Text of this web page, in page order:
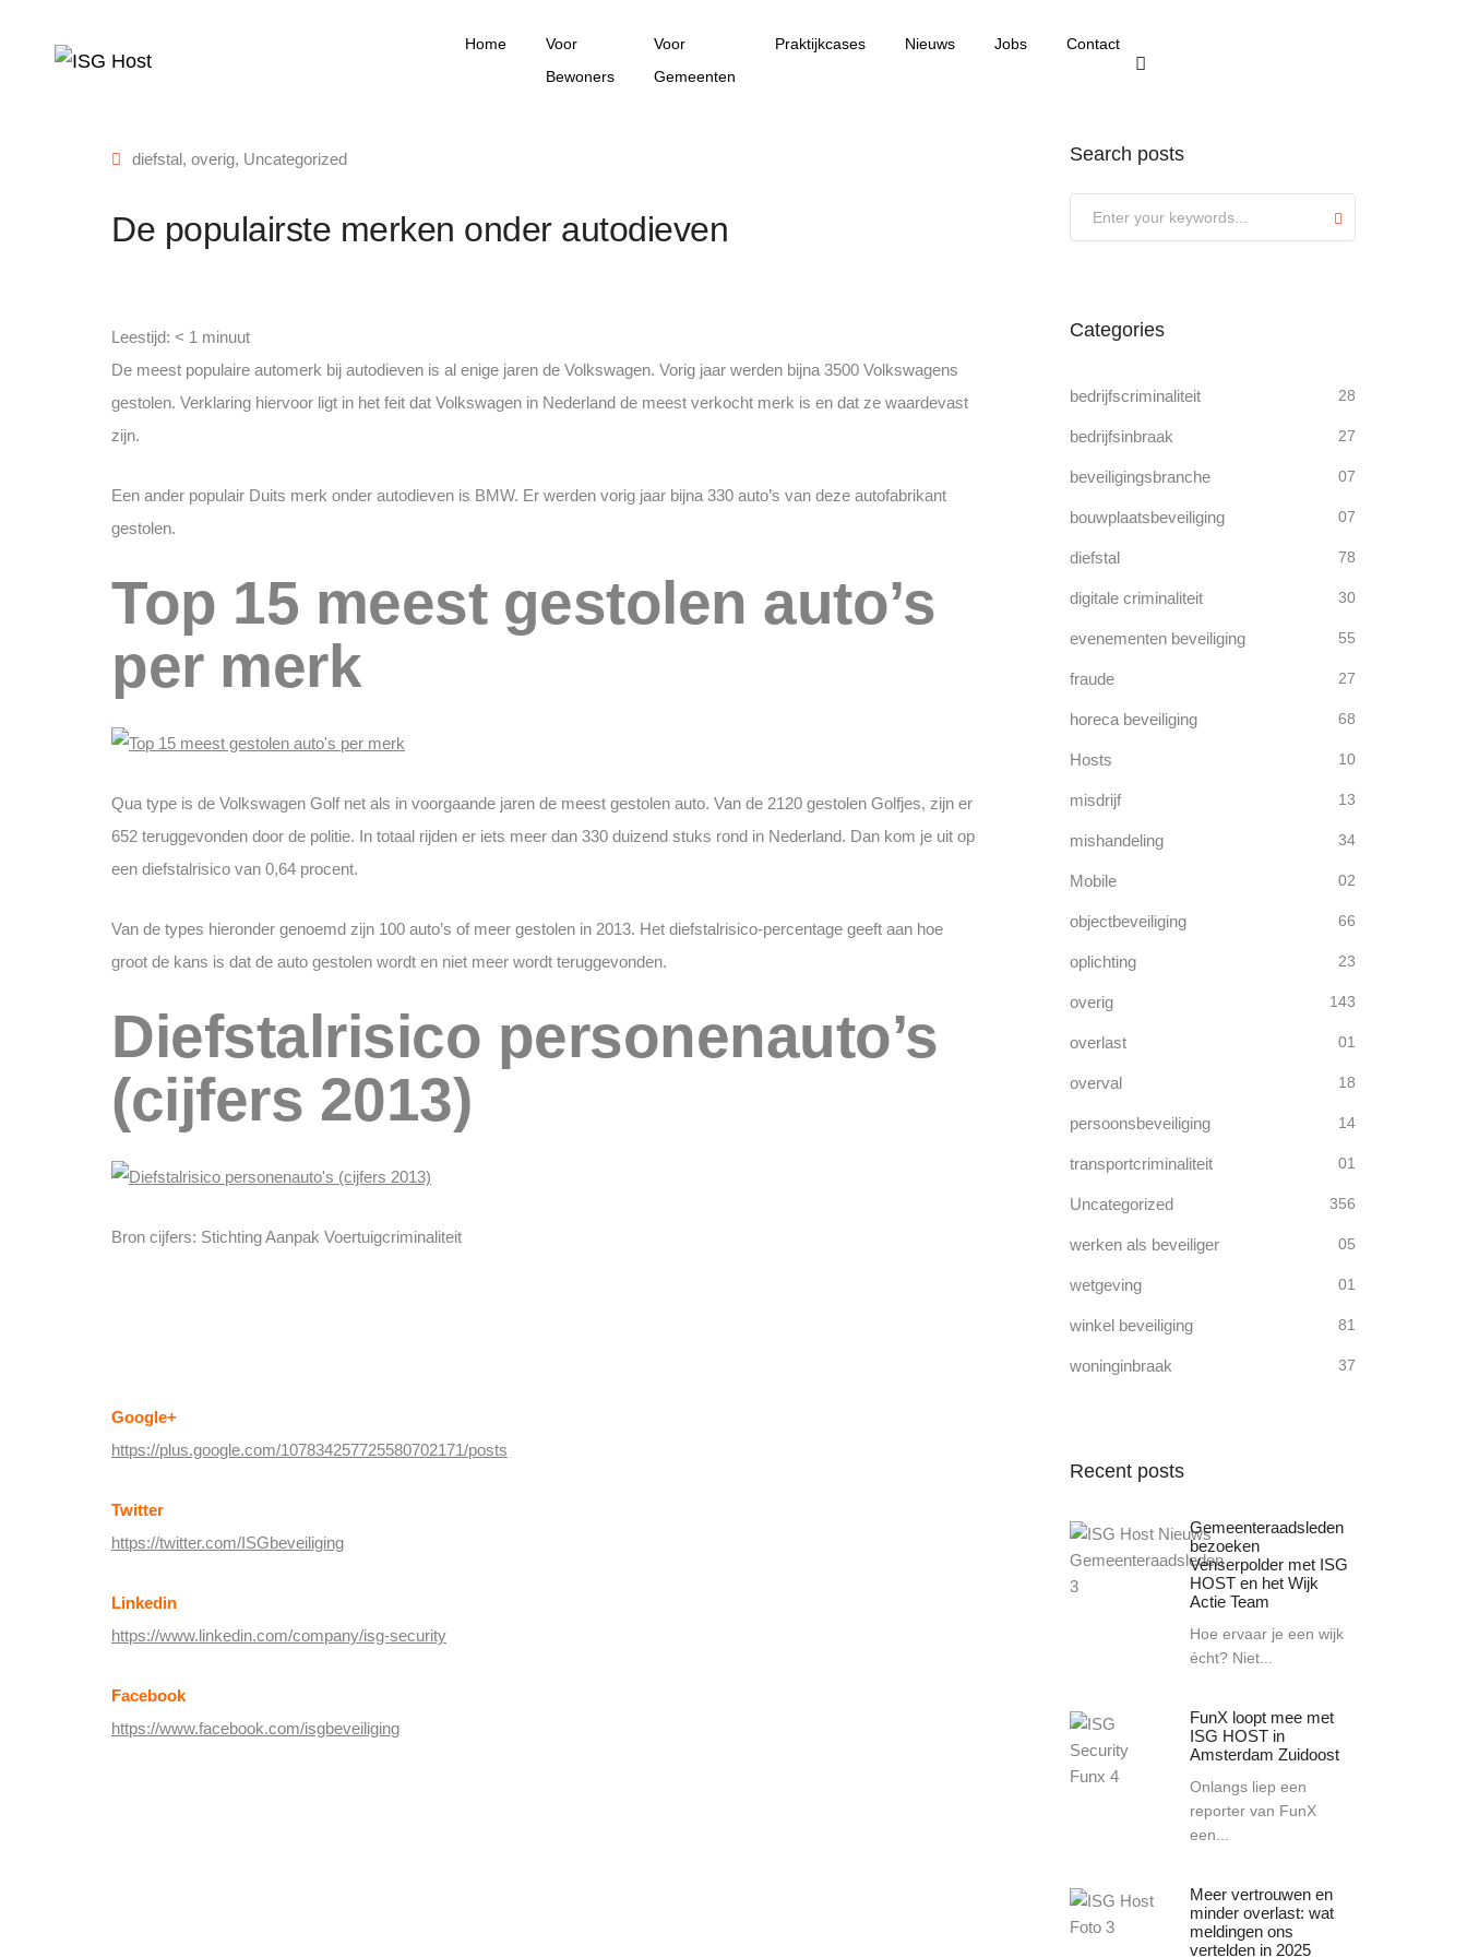
Home
Voor
Bewoners
Voor
Gemeenten
Praktijkcases Nieuws Jobs Contact
diefstal, overig, Uncategorized
De populairste merken onder autodieven
Leestijd: < 1 minuut
De meest populaire automerk bij autodieven is al enige jaren de Volkswagen. Vorig jaar werden bijna 3500 Volkswagens
gestolen. Verklaring hiervoor ligt in het feit dat Volkswagen in Nederland de meest verkocht merk is en dat ze waardevast
zijn.
Een ander populair Duits merk onder autodieven is BMW. Er werden vorig jaar bijna 330 auto’s van deze autofabrikant
gestolen.
Top 15 meest gestolen auto’s
per merk
Qua type is de Volkswagen Golf net als in voorgaande jaren de meest gestolen auto. Van de 2120 gestolen Golfjes, zijn er
652 teruggevonden door de politie. In totaal rijden er iets meer dan 330 duizend stuks rond in Nederland. Dan kom je uit op
een diefstalrisico van 0,64 procent.
Van de types hieronder genoemd zijn 100 auto’s of meer gestolen in 2013. Het diefstalrisico-percentage geeft aan hoe
groot de kans is dat de auto gestolen wordt en niet meer wordt teruggevonden.
Diefstalrisico personenauto’s
(cijfers 2013)
Bron cijfers: Stichting Aanpak Voertuigcriminaliteit
Google+
https://plus.google.com/107834257725580702171/posts
Twitter
https://twitter.com/ISGbeveiliging
Linkedin
https://www.linkedin.com/company/isg-security
Facebook
https://www.facebook.com/isgbeveiliging
Search posts
Categories
bedrijfscriminaliteit 28
bedrijfsinbraak 27
beveiligingsbranche 07
bouwplaatsbeveiliging 07
diefstal 78
digitale criminaliteit 30
evenementen beveiliging 55
fraude 27
horeca beveiliging 68
Hosts 10
misdrijf 13
mishandeling 34
Mobile 02
objectbeveiliging 66
oplichting 23
overig 143
overlast 01
overval 18
persoonsbeveiliging 14
transportcriminaliteit 01
Uncategorized 356
werken als beveiliger 05
wetgeving 01
winkel beveiliging 81
woninginbraak 37
Recent posts
Gemeenteraadsleden
bezoeken
Venserpolder met ISG
HOST en het Wijk
Actie Team
Hoe ervaar je een wijk
écht? Niet...
FunX loopt mee met
ISG HOST in
Amsterdam Zuidoost
Onlangs liep een
reporter van FunX
een...
Meer vertrouwen en
minder overlast: wat
meldingen ons
vertelden in 2025